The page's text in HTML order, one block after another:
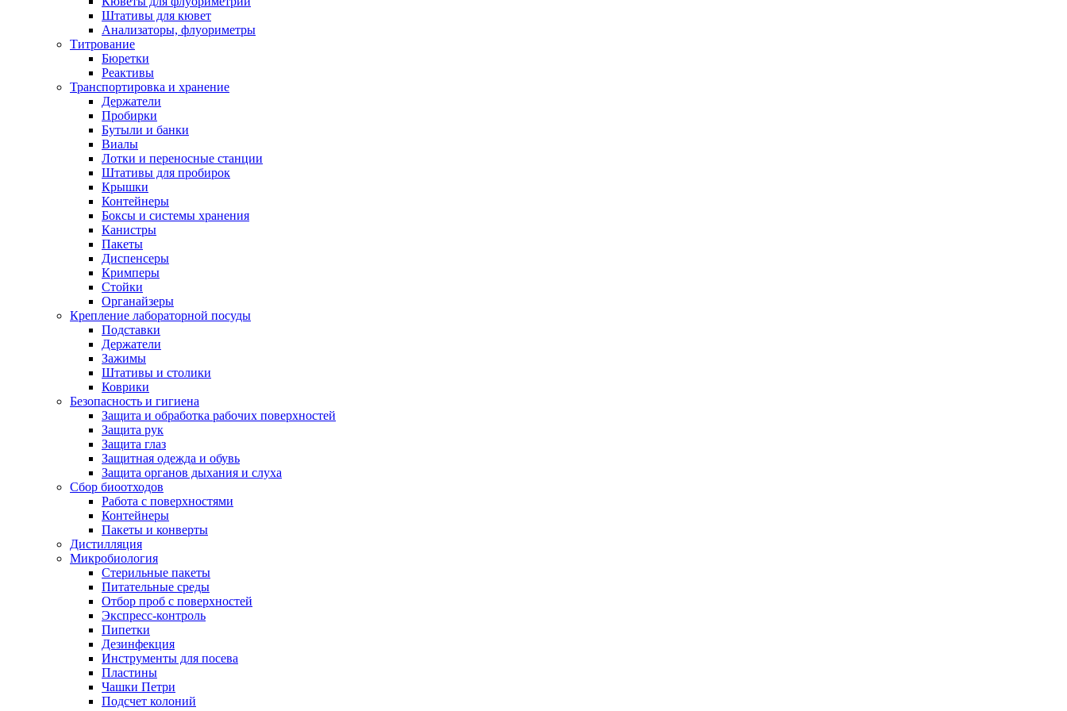
Штативы для кювет
Анализаторы, флуориметры
Титрование
Бюретки
Реактивы
Транспортировка и хранение
Держатели
Пробирки
Бутыли и банки
Виалы
Лотки и переносные станции
Штативы для пробирок
Крышки
Контейнеры
Боксы и системы хранения
Канистры
Пакеты
Диспенсеры
Кримперы
Стойки
Органайзеры
Крепление лабораторной посуды
Подставки
Держатели
Зажимы
Штативы и столики
Коврики
Безопасность и гигиена
Защита и обработка рабочих поверхностей
Защита рук
Защита глаз
Защитная одежда и обувь
Защита органов дыхания и слуха
Сбор биоотходов
Работа с поверхностями
Контейнеры
Пакеты и конверты
Дистилляция
Микробиология
Стерильные пакеты
Питательные среды
Отбор проб с поверхностей
Экспресс-контроль
Пипетки
Дезинфекция
Инструменты для посева
Пластины
Чашки Петри
Подсчет колоний